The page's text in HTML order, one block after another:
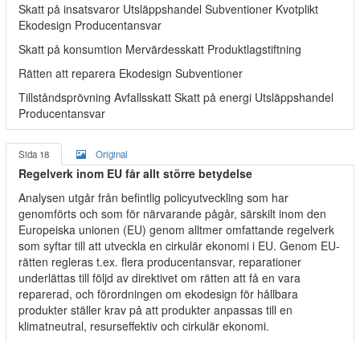
Skatt på insatsvaror Utsläppshandel Subventioner Kvotplikt
Ekodesign Producentansvar
Skatt på konsumtion Mervärdesskatt Produktlagstiftning
Rätten att reparera Ekodesign Subventioner
Tillståndsprövning Avfallsskatt Skatt på energi Utsläppshandel
Producentansvar
Sida 18 Original
Regelverk inom EU får allt större betydelse
Analysen utgår från befintlig policyutveckling som har
genomförts och som för närvarande pågår, särskilt inom den
Europeiska unionen (EU) genom alltmer omfattande regelverk
som syftar till att utveckla en cirkulär ekonomi i EU. Genom EU-
rätten regleras t.ex. flera producentansvar, reparationer
underlättas till följd av direktivet om rätten att få en vara
reparerad, och förordningen om ekodesign för hållbara
produkter ställer krav på att produkter anpassas till en
klimatneutral, resurseffektiv och cirkulär ekonomi.